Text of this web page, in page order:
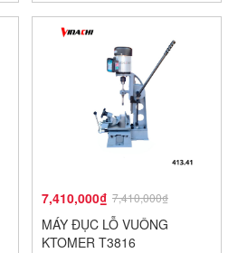
7,410,000₫ 7,410,000₫
MÁY ĐỤC LỖ VUÔNG
KTOMER T3816